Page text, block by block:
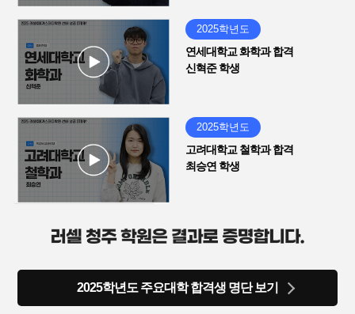
2025학년도
연세대학교 화학과 합격
신혁준 학생
2025학년도
고려대학교 철학과 합격
최승연 학생
2025학년도 주요대학 합격생 명단 보기